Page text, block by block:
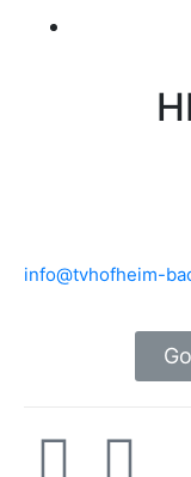
info@tvhofheim-